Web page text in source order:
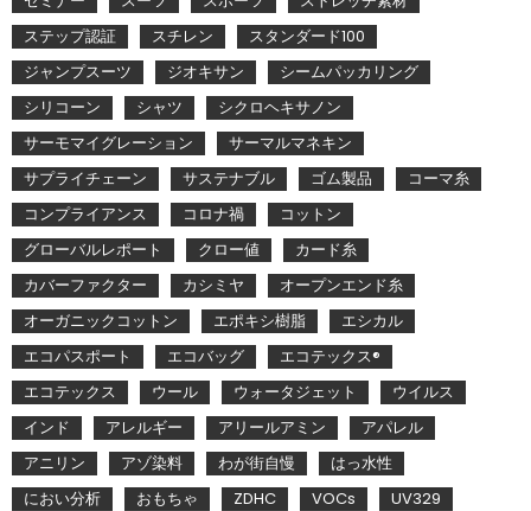
ステップ認証
スチレン
スタンダード100
ジャンプスーツ
ジオキサン
シームパッカリング
シリコーン
シャツ
シクロヘキサノン
サーモマイグレーション
サーマルマネキン
サプライチェーン
サステナブル ゴム製品
コーマ糸
コンプライアンス
コロナ禍
コットン
グローバルレポート
クロー値
カード糸
カバーファクター
カシミヤ
オープンエンド糸
オーガニックコットン
エポキシ樹脂
エシカル
エコパスポート
エコバッグ
エコテックス®
エコテックス
ウール ウォータジェット
ウイルス
インド
アレルギー アリールアミン
アパレル
アニリン
アゾ染料 わが街自慢
はっ水性
におい分析
おもちゃ ZDHC VOCs
UV329